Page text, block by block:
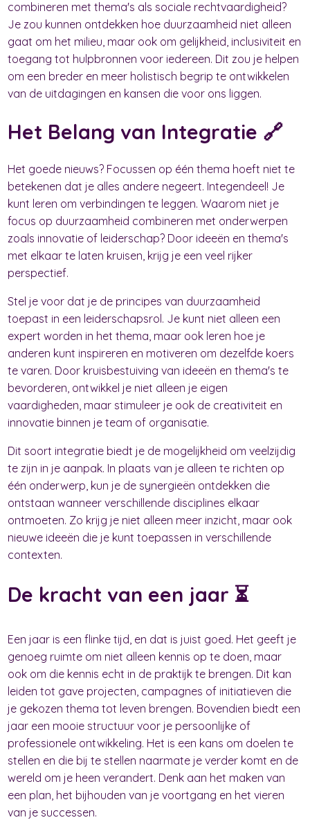
combineren met thema's als sociale rechtvaardigheid?
Je zou kunnen ontdekken hoe duurzaamheid niet alleen
gaat om het milieu, maar ook om gelijkheid, inclusiviteit en
toegang tot hulpbronnen voor iedereen. Dit zou je helpen
om een breder en meer holistisch begrip te ontwikkelen
van de uitdagingen en kansen die voor ons liggen.
Het Belang van Integratie 🔗
Het goede nieuws? Focussen op één thema hoeft niet te
betekenen dat je alles andere negeert. Integendeel! Je
kunt leren om verbindingen te leggen. Waarom niet je
focus op duurzaamheid combineren met onderwerpen
zoals innovatie of leiderschap? Door ideeën en thema's
met elkaar te laten kruisen, krijg je een veel rijker
perspectief.
Stel je voor dat je de principes van duurzaamheid
toepast in een leiderschapsrol. Je kunt niet alleen een
expert worden in het thema, maar ook leren hoe je
anderen kunt inspireren en motiveren om dezelfde koers
te varen. Door kruisbestuiving van ideeën en thema's te
bevorderen, ontwikkel je niet alleen je eigen
vaardigheden, maar stimuleer je ook de creativiteit en
innovatie binnen je team of organisatie.
Dit soort integratie biedt je de mogelijkheid om veelzijdig
te zijn in je aanpak. In plaats van je alleen te richten op
één onderwerp, kun je de synergieën ontdekken die
ontstaan wanneer verschillende disciplines elkaar
ontmoeten. Zo krijg je niet alleen meer inzicht, maar ook
nieuwe ideeën die je kunt toepassen in verschillende
contexten.
De kracht van een jaar ⏳
Een jaar is een flinke tijd, en dat is juist goed. Het geeft je
genoeg ruimte om niet alleen kennis op te doen, maar
ook om die kennis echt in de praktijk te brengen. Dit kan
leiden tot gave projecten, campagnes of initiatieven die
je gekozen thema tot leven brengen. Bovendien biedt een
jaar een mooie structuur voor je persoonlijke of
professionele ontwikkeling. Het is een kans om doelen te
stellen en die bij te stellen naarmate je verder komt en de
wereld om je heen verandert. Denk aan het maken van
een plan, het bijhouden van je voortgang en het vieren
van je successen.